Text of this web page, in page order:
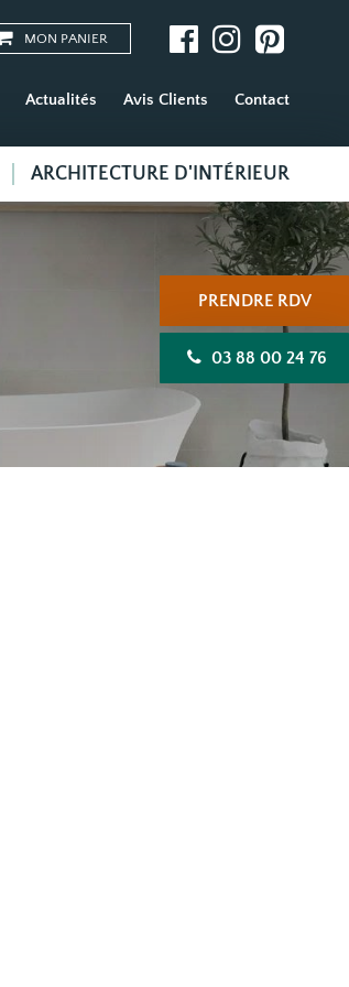
MON PANIER
Actualités Avis Clients Contact
ARCHITECTURE D'INTÉRIEUR
PRENDRE RDV
03 88 00 24 76